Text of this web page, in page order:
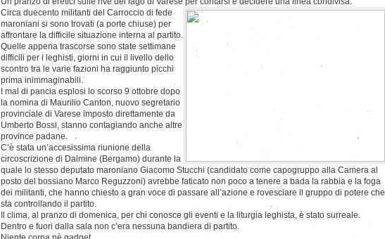
Circa duecento militanti del Carroccio di fede
maroniani si sono trovati (a porte chiuse) per
affrontare la difficile situazione interna al partito.
Quelle appena trascorse sono state settimane
difficili per i leghisti, giorni in cui il livello dello
scontro tra le varie fazioni ha raggiunto picchi
prima inimmaginabili.
I mal di pancia esplosi lo scorso 9 ottobre dopo
la nomina di Maurilio Canton, nuovo segretario
provinciale di Varese imposto direttamente da
Umberto Bossi, stanno contagiando anche altre
province padane.
C’è stata un’accesissima riunione della
circoscrizione di Dalmine (Bergamo) durante la
quale lo stesso deputato maroniano Giacomo Stucchi (candidato come capogruppo alla Camera al
posto del bossiano Marco Reguzzoni) avrebbe faticato non poco a tenere a bada la rabbia e la foga
dei militanti, che hanno chiesto a gran voce di passare all’azione e rovesciare il gruppo di potere che
sta controllando il partito.
Il clima, al pranzo di domenica, per chi conosce gli eventi e la liturgia leghista, è stato surreale.
Dentro e fuori dalla sala non c’era nessuna bandiera di partito.